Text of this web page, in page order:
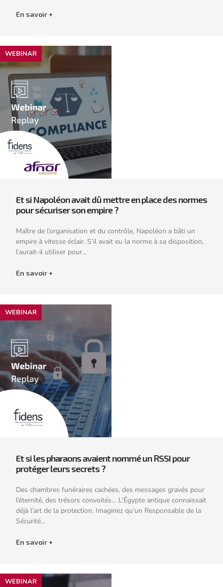
En savoir +
WEBINAR
Et si Napoléon avait dû mettre en place des normes
pour sécuriser son empire ?
Maître de l’organisation et du contrôle, Napoléon a bâti un
empire à vitesse éclair. S’il avait eu la norme à sa disposition,
l’aurait-il utiliser pour...
En savoir +
WEBINAR
Et si les pharaons avaient nommé un RSSI pour
protéger leurs secrets ?
Des chambres funéraires cachées, des messages gravés pour
l’éternité, des trésors convoités… L’Égypte antique connaissait
déjà l’art de la protection. Imaginez qu’un Responsable de la
Sécurité...
En savoir +
WEBINAR